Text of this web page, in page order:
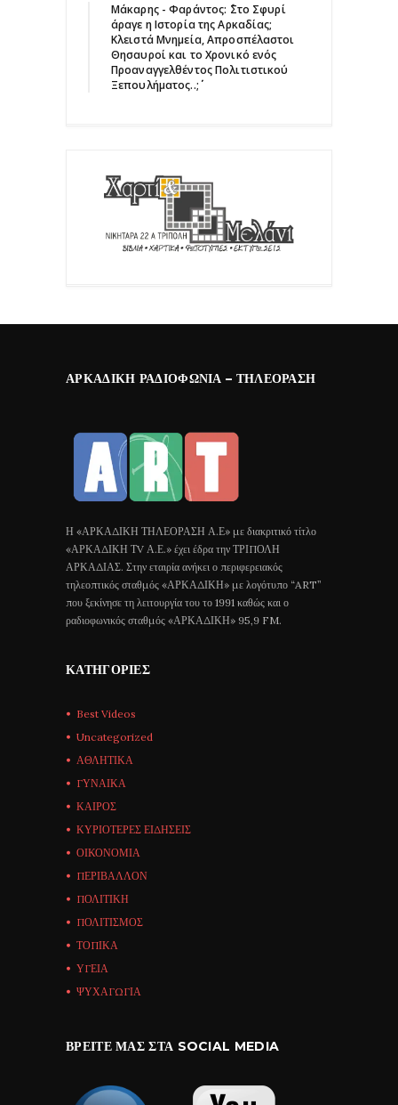
Μάκαρης - Φαράντος: ΄΄Στο Σφυρί
άραγε η Ιστορία της Αρκαδίας;
Κλειστά Μνημεία, Απροσπέλαστοι
Θησαυροί και το Χρονικό ενός
Προαναγγελθέντος Πολιτιστικού
Ξεπουλήματος..;΄΄
ΑΡΚΑΔΙΚΉ ΡΑΔΙΟΦΩΝΊΑ – ΤΗΛΕΌΡΑΣΗ
Η «ΑΡΚΑΔΙΚΗ ΤΗΛΕΟΡΑΣΗ Α.Ε» με διακριτικό τίτλο
«ΑΡΚΑΔΙΚΗ ΤV Α.Ε.» έχει έδρα την ΤΡΙΠΟΛΗ
ΑΡΚΑΔΙΑΣ. Στην εταιρία ανήκει ο περιφερειακός
τηλεοπτικός σταθμός «ΑΡΚΑΔΙΚΗ» με λογότυπο “ART”
που ξεκίνησε τη λειτουργία του το 1991 καθώς και ο
ραδιοφωνικός σταθμός «ΑΡΚΑΔΙΚΗ» 95,9 FM.
ΚΑΤΗΓΟΡΊΕΣ
Best Videos
Uncategorized
ΑΘΛΗΤΙΚΑ
ΓΥΝΑΙΚΑ
ΚΑΙΡΟΣ
ΚΥΡΙΟΤΕΡΕΣ ΕΙΔΗΣΕΙΣ
ΟΙΚΟΝΟΜΙΑ
ΠΕΡΙΒΑΛΛΟΝ
ΠΟΛΙΤΙΚΗ
ΠΟΛΙΤΙΣΜΟΣ
ΤΟΠΙΚΑ
ΥΓΕΙΑ
ΨΥΧΑΓΩΓΙΑ
ΒΡΕΊΤΕ ΜΑΣ ΣΤΑ SOCIAL MEDIA